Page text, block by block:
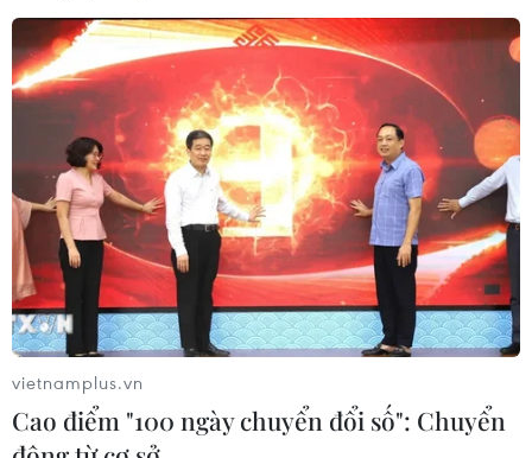
Theo dõi VietnamPlus
TIN LIÊN QUAN
vietnamplus.vn
Cao điểm "100 ngày chuyển đổi số": Chuyển